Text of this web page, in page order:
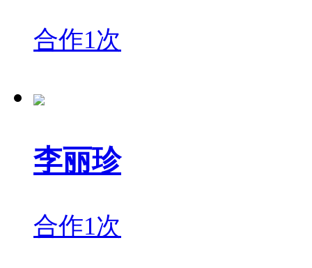
合作1次
李丽珍
合作1次